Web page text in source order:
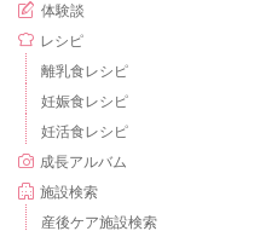
体験談
レシピ
離乳食レシピ
妊娠食レシピ
妊活食レシピ
成長アルバム
施設検索
産後ケア施設検索